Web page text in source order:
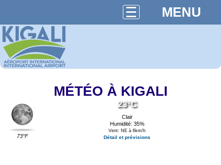
MENU
MÉTÉO À KIGALI
73°F
23°C
Clair
Humidité: 35%
Vent: NE à 6km/h
Détail et prévisions